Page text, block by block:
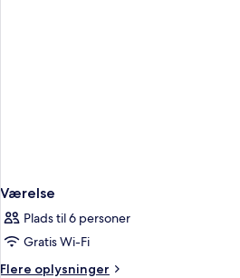
Værelse
Plads til 6 personer
Gratis Wi-Fi
Flere oplysninger
Flere